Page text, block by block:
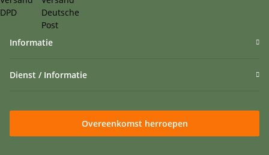
Informatie
Dienst / Informatie
Overeenkomst herroepen